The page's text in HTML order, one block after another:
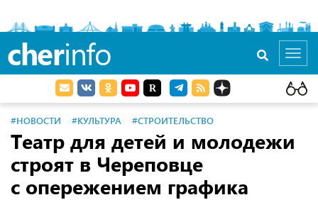
cherinfo
#НОВОСТИ #КУЛЬТУРА #СТРОИТЕЛЬСТВО
Театр для детей и молодежи
строят в Череповце
с опережением графика